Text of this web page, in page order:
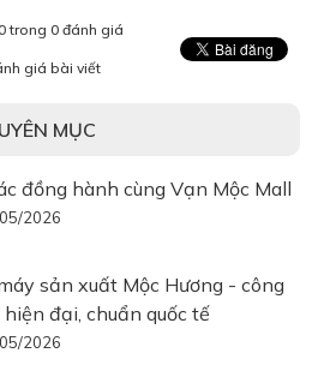
trong 0 đánh giá
giá bài viết
MỤC
đồng hành cùng Vạn Mộc Mall
2026
sản xuất Mộc Hương - công
hiện đại, chuẩn quốc tế
2026